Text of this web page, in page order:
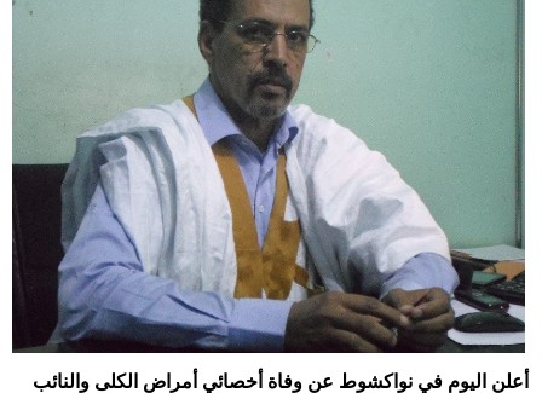
أعلن اليوم في نواكشوط عن وفاة أخصائي أمراض الكلى والنائب